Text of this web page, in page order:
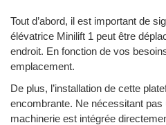
Tout d’abord, il est important de
élévatrice Minilift 1 peut être
endroit. En fonction de vos
emplacement.
De plus, l’installation de cette
encombrante. Ne nécessitant pas
machinerie est intégrée